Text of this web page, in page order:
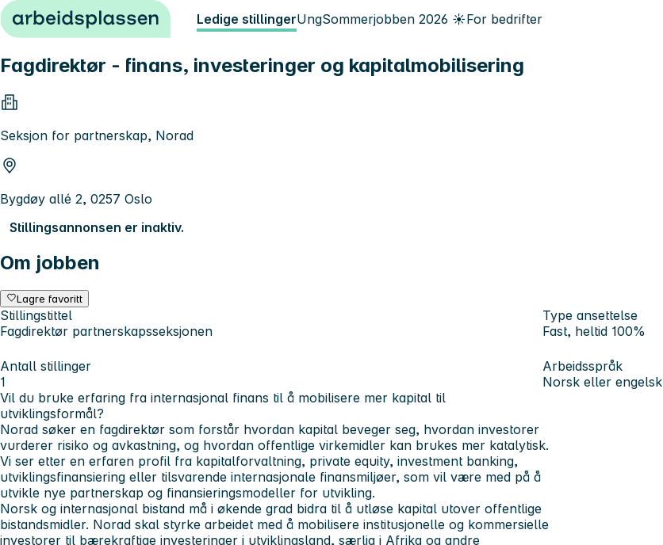
Hopp til innhold Ledige stillingerUngSommerjobben 2026 ☀️For bedrifter
Fagdirektør - finans, investeringer og kapitalmobilisering
Seksjon for partnerskap, Norad
Bygdøy allé 2, 0257 Oslo
Stillingsannonsen er inaktiv.
Om jobben
Lagre favoritt
Stillingstittel
Fagdirektør partnerskapsseksjonen
Type ansettelse
Fast, heltid 100%
Antall stillinger
1
Arbeidsspråk
Norsk eller engelsk
Vil du bruke erfaring fra internasjonal finans til å mobilisere mer kapital til
utviklingsformål?
Norad søker en fagdirektør som forstår hvordan kapital beveger seg, hvordan investorer
vurderer risiko og avkastning, og hvordan offentlige virkemidler kan brukes mer katalytisk.
Vi ser etter en erfaren profil fra kapitalforvaltning, private equity, investment banking,
utviklingsfinansiering eller tilsvarende internasjonale finansmiljøer, som vil være med på å
utvikle nye partnerskap og finansieringsmodeller for utvikling.
Norsk og internasjonal bistand må i økende grad bidra til å utløse kapital utover offentlige
bistandsmidler. Norad skal styrke arbeidet med å mobilisere institusjonelle og kommersielle
investorer til bærekraftige investeringer i utviklingsland, særlig i Afrika og andre